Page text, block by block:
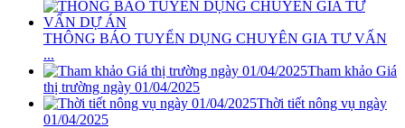
THÔNG BÁO TUYỂN DỤNG CHUYÊN GIA TƯ VẤN
...
Tham khảo Giá
thị trường ngày 01/04/2025
Thời tiết nông vụ ngày
01/04/2025